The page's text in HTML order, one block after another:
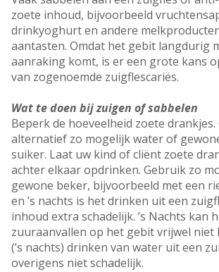
zoete inhoud, bijvoorbeeld
drinkyoghurt en andere
aantasten. Omdat het gebit langdurig
aanraking komt, is er een grote kans
van zogenoemde zuigflescariës.
Wat te doen bij zuigen of sabbelen
Beperk de hoeveelheid zoete drankjes.
alternatief zo mogelijk water of
suiker. Laat uw kind of cliënt zoete
achter elkaar opdrinken. Gebruik zo
gewone beker, bijvoorbeeld met een
en ’s nachts is het drinken uit een
inhoud extra schadelijk. ’s Nachts kan
zuuraanvallen op het gebit vrijwel niet
(’s nachts) drinken van water uit een
overigens niet schadelijk.